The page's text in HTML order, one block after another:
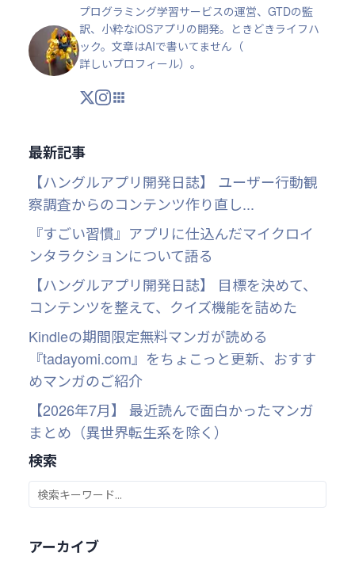
プログラミング学習サービスの運営、GTDの監
訳、小粋なiOSアプリの開発。ときどきライフハ
ック。文章はAIで書いてません（
詳しいプロフィール）。
X Instagram
アプリ・ツール
最新記事
【ハングルアプリ開発日誌】 ユーザー行動観
察調査からのコンテンツ作り直し...
『すごい習慣』アプリに仕込んだマイクロイ
ンタラクションについて語る
【ハングルアプリ開発日誌】 目標を決めて、
コンテンツを整えて、クイズ機能を詰めた
Kindleの期間限定無料マンガが読める
『tadayomi.com』をちょこっと更新、おすす
めマンガのご紹介
【2026年7月】 最近読んで面白かったマンガ
まとめ（異世界転生系を除く）
検索
アーカイブ